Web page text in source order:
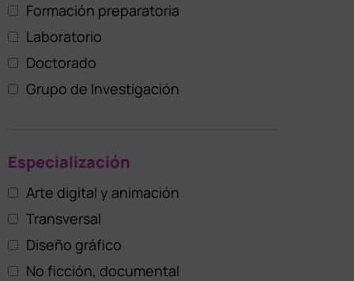
Formación preparatoria
Laboratorio
Doctorado
Grupo de Investigación
Especialización
Arte digital y animación
Transversal
Diseño gráfico
No ficción, documental